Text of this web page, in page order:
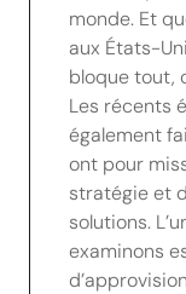
monde. Et
aux États-
bloque tout,
Les récents
également
ont pour
stratégie et
solutions.
examinons